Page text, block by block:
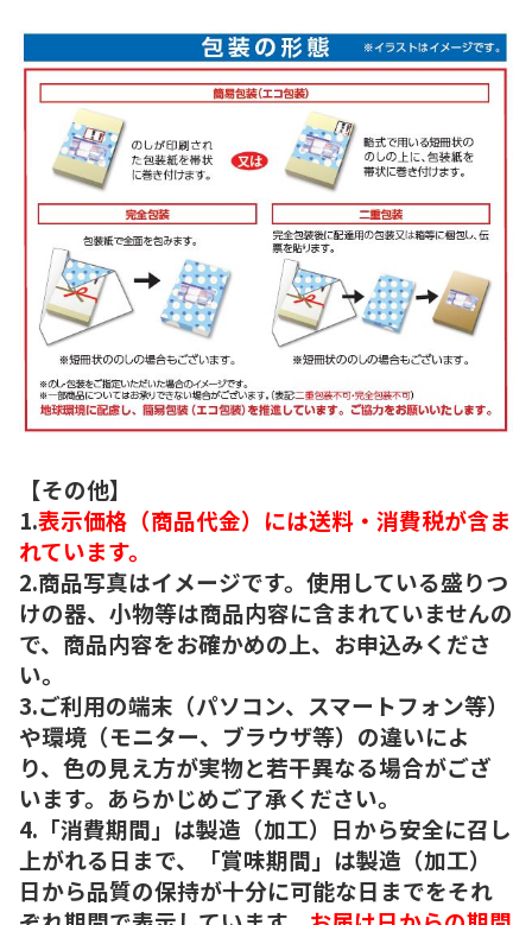
【その他】
1.表示価格（商品代金）には送料・消費税が含ま
れています。
2.商品写真はイメージです。使用している盛りつ
けの器、小物等は商品内容に含まれていませんの
で、商品内容をお確かめの上、お申込みくださ
い。
3.ご利用の端末（パソコン、スマートフォン等）
や環境（モニター、ブラウザ等）の違いによ
り、色の見え方が実物と若干異なる場合がござ
います。あらかじめご了承ください。
4.「消費期間」は製造（加工）日から安全に召し
上がれる日まで、「賞味期間」は製造（加工）
日から品質の保持が十分に可能な日までをそれ